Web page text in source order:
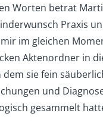
Worten betrat
Praxis
im gleichen
Aktenordner in
dem sie fein
und
gesammelt